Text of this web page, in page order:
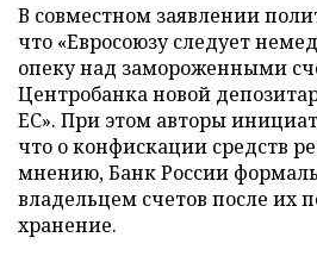
В совместном заявлении
что «Евросоюзу следует
опеку над замороженными
Центробанка новой
ЕС». При этом авторы
что о конфискации средств
мнению, Банк России
владельцем счетов после их
хранение.